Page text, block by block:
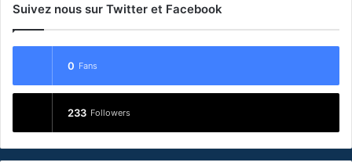
Suivez nous sur Twitter et Facebook
0 Fans
233 Followers